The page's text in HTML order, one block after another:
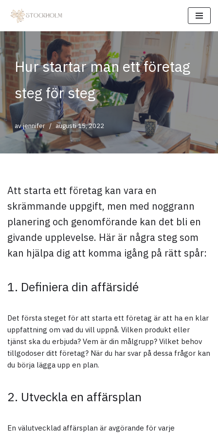
Hoppa
innehåll
Hur startar man ett företag
steg för steg
avjennifer augusti 15, 2022
Att starta ett företag kan vara en
skrämmande uppgift, men med noggrann
planering och genomförande kan det bli en
givande upplevelse. Här är några steg som
kan hjälpa dig att komma igång på rätt spår:
1. Definiera din affärsidé
Det första steget för att starta ett företag är att ha en klar
uppfattning om vad du vill uppnå. Vilken produkt eller
tjänst ska du erbjuda? Vem är din målgrupp? Vilket behov
tillgodoser ditt företag? När du har svar på dessa frågor kan
du börja lägga upp en plan.
2. Utveckla en affärsplan
En välutvecklad affärsplan är avgörande för varje